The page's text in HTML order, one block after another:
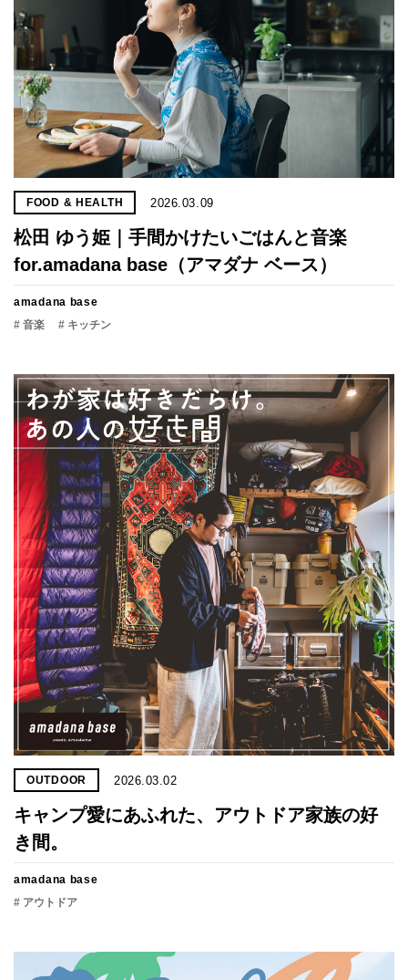
FOOD & HEALTH 2026.03.09
松田 ゆう姫｜手間かけたいごはんと音楽
for.amadana base（アマダナ ベース）
amadana base
# 音楽
# キッチン
OUTDOOR 2026.03.02
キャンプ愛にあふれた、アウトドア家族の好
き間。
amadana base
# アウトドア